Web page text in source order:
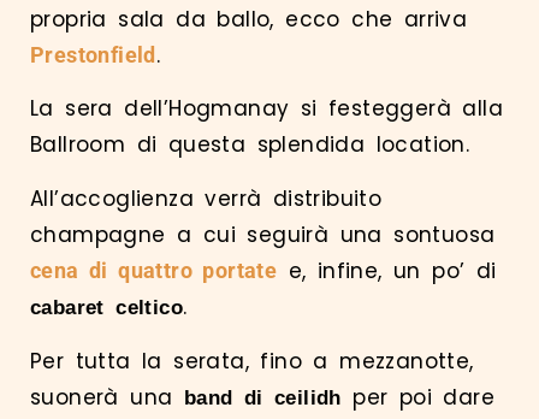
propria sala da ballo, ecco che arriva
Prestonfield .
La sera dell’Hogmanay si festeggerà alla
Ballroom di questa splendida location.
All’accoglienza verrà distribuito
champagne a cui seguirà una sontuosa
cena di quattro portate e, infine, un po’ di
cabaret celtico.
Per tutta la serata, fino a mezzanotte,
suonerà una
band di ceilidh per poi dare